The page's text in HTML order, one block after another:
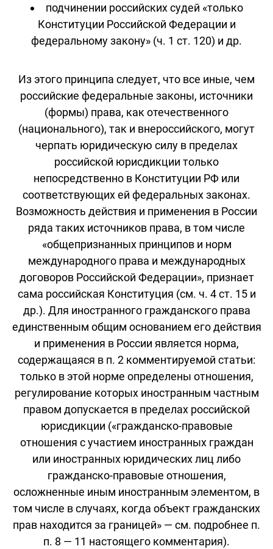
подчинении российских судей «только
Конституции Российской Федерации и
федеральному закону» (ч. 1 ст. 120) и др.
Из этого принципа следует, что все иные, чем
российские федеральные законы, источники
(формы) права, как отечественного
(национального), так и внероссийского, могут
черпать юридическую силу в пределах
российской юрисдикции только
непосредственно в Конституции РФ или
соответствующих ей федеральных законах.
Возможность действия и применения в России
ряда таких источников права, в том числе
«общепризнанных принципов и норм
международного права и международных
договоров Российской Федерации», признает
сама российская Конституция (см. ч. 4 ст. 15 и
др.). Для иностранного гражданского права
единственным общим основанием его действия
и применения в России является норма,
содержащаяся в п. 2 комментируемой статьи:
только в этой норме определены отношения,
регулирование которых иностранным частным
правом допускается в пределах российской
юрисдикции («гражданско-правовые
отношения с участием иностранных граждан
или иностранных юридических лиц либо
гражданско-правовые отношения,
осложненные иным иностранным элементом, в
том числе в случаях, когда объект гражданских
прав находится за границей» — см. подробнее п.
п. 8 — 11 настоящего комментария).